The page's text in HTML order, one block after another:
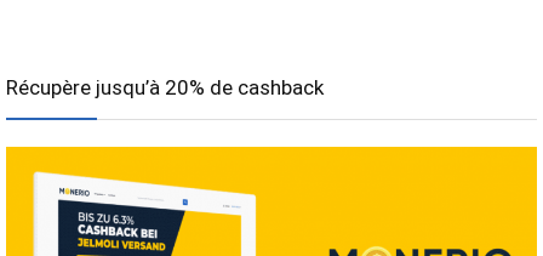
Récupère jusqu’à 20% de cashback